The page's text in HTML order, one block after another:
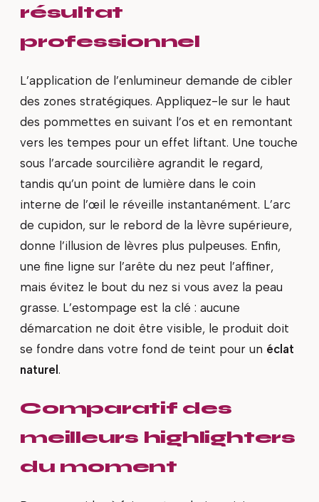
résultat
professionnel
L’application de l’enlumineur demande de cibler
des zones stratégiques. Appliquez-le sur le haut
des pommettes en suivant l’os et en remontant
vers les tempes pour un effet liftant. Une touche
sous l’arcade sourcilière agrandit le regard,
tandis qu’un point de lumière dans le coin
interne de l’œil le réveille instantanément. L’arc
de cupidon, sur le rebord de la lèvre supérieure,
donne l’illusion de lèvres plus pulpeuses. Enfin,
une fine ligne sur l’arête du nez peut l’affiner,
mais évitez le bout du nez si vous avez la peau
grasse. L’estompage est la clé : aucune
démarcation ne doit être visible, le produit doit
se fondre dans votre fond de teint pour un éclat
naturel.
Comparatif des
meilleurs highlighters
du moment